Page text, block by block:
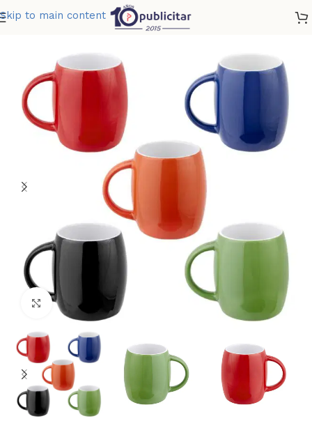
Skip to main content
TAZA RIMO
Clic para ampliar